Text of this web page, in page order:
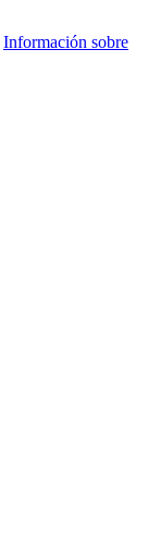
Información sobre